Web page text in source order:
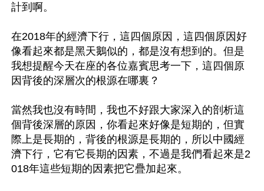
計到啊。
在2018年的經濟下行，這四個原因，這四個原因好
像看起來都是黑天鵝似的，都是沒有想到的。但是
我想提醒今天在座的各位嘉賓思考一下，這四個原
因背後的深層次的根源在哪裏？
當然我也沒有時間，我也不好跟大家深入的剖析這
個背後深層的原因，你看起來好像是短期的，但實
際上是長期的，背後的根源是長期的，所以中國經
濟下行，它有它長期的因素，不過是我們看起來是2
018年這些短期的因素把它疊加起來。